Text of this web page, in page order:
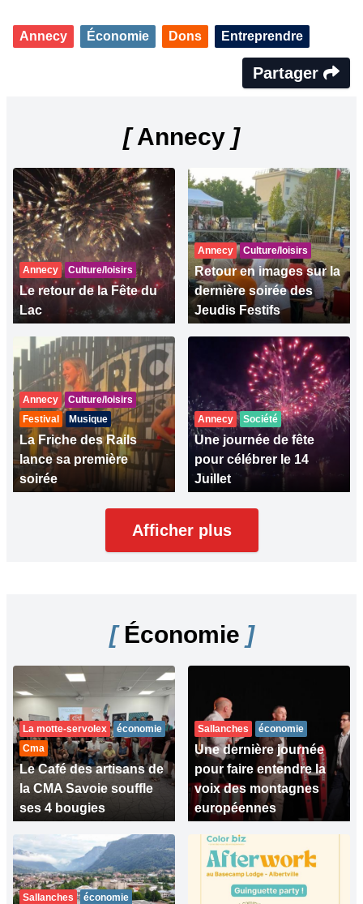
Annecy Économie Dons Entreprendre
Partager
[Annecy ]
Annecy Culture/loisirs
Le retour de la Fête du
Lac
Annecy Culture/loisirs
Retour en images sur la
dernière soirée des
Jeudis Festifs
Annecy
Culture/loisirs
Festival
Musique
La Friche des Rails
lance sa première
soirée
Annecy Société
Une journée de fête
pour célébrer le 14
Juillet
Afficher plus
[Économie ]
La motte-servolex
économie
Cma
Le Café des artisans de
la CMA Savoie souffle
ses 4 bougies
Sallanches économie
Une dernière journée
pour faire entendre la
voix des montagnes
européennes
Sallanches économie